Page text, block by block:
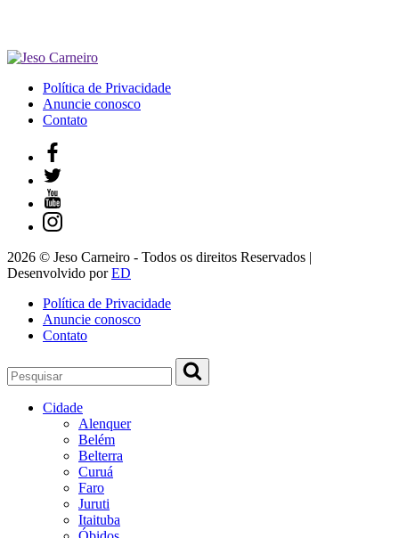
Política de Privacidade
Anuncie conosco
Contato
2026 © Jeso Carneiro - Todos os direitos Reservados |
Desenvolvido porED
Política de Privacidade
Anuncie conosco
Contato
Cidade
Alenquer
Belém
Belterra
Curuá
Faro
Juruti
Itaituba